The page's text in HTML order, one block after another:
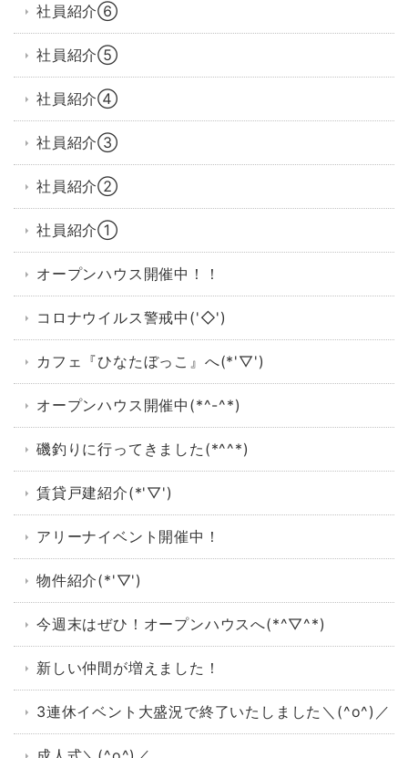
社員紹介⑥
社員紹介⑤
社員紹介④
社員紹介③
社員紹介②
社員紹介①
オープンハウス開催中！！
コロナウイルス警戒中('◇')ゞ
カフェ『ひなたぼっこ』へ(*'▽')
オープンハウス開催中(*^-^*)
磯釣りに行ってきました(*^^*)
賃貸戸建紹介(*'▽')
アリーナイベント開催中！
物件紹介(*'▽')
今週末はぜひ！オープンハウスへ(*^▽^*)
新しい仲間が増えました！
3連休イベント大盛況で終了いたしました＼(^o^)／